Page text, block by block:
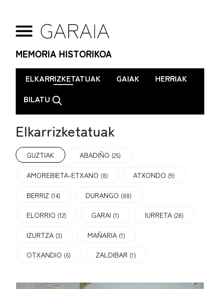
MEMORIA HISTORIKOA
. ELKARRIZKETATUAK GAIAK
HERRIAK
BILATU
Elkarrizketatuak
GUZTIAK ABADIÑO (25)
AMOREBIETA-ETXANO (8) ATXONDO (9)
BERRIZ (14) DURANGO (88)
ELORRIO (12) GARAI (1) IURRETA (28)
IZURTZA (3) MAÑARIA (1)
OTXANDIO (6) ZALDIBAR (1)